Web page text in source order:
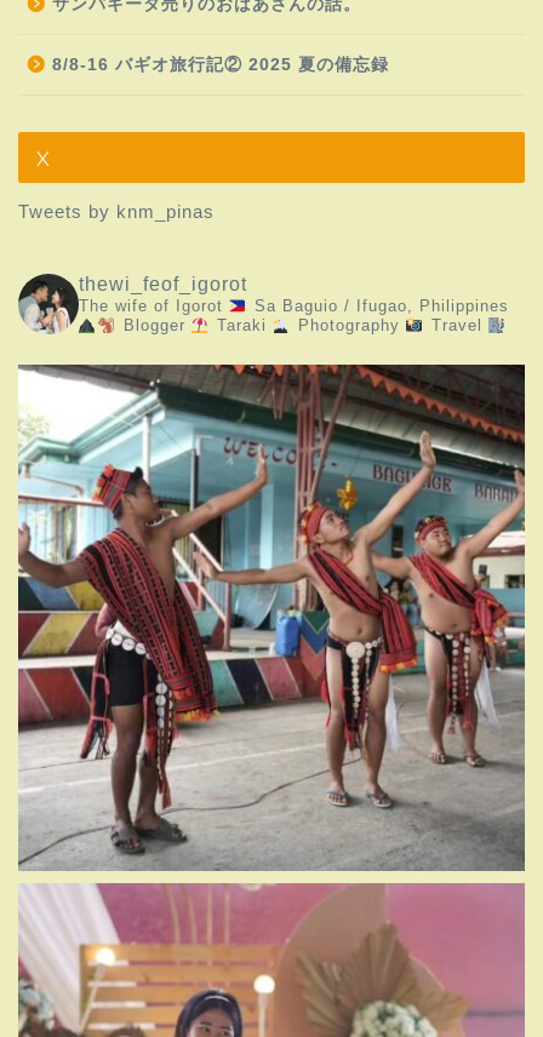
サンパギータ売りのおばあさんの話。
8/8-16 バギオ旅行記② 2025 夏の備忘録
X
Tweets by knm_pinas
thewi_feof_igorot
The wife of Igorot
Sa Baguio / Ifugao, Philippines
Blogger
Taraki Photography Travel